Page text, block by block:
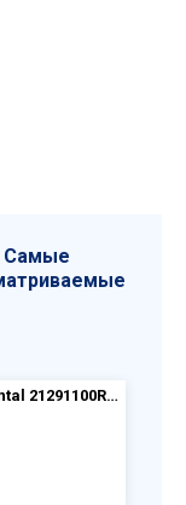
Самые
ВАННА ROCA Continental 21291100R а/п 170x70 + ножки 150412330